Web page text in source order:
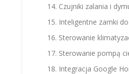
Czujniki zalania i
Inteligentne zamki
Sterowanie
Sterowanie pompą
Integracja Google